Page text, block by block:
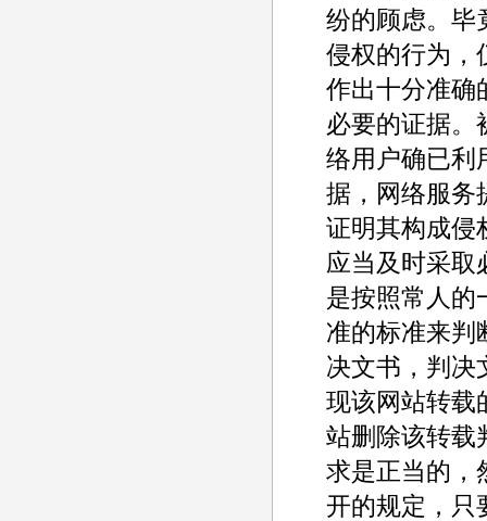
纷的顾虑。毕
侵权的行为，
作出十分准确
必要的证据。
络用户确已利
据，网络服务
证明其构成侵
应当及时采取
是按照常人的
准的标准来判
决文书，判决
现该网站转载
站删除该转载
求是正当的，
开的规定，只